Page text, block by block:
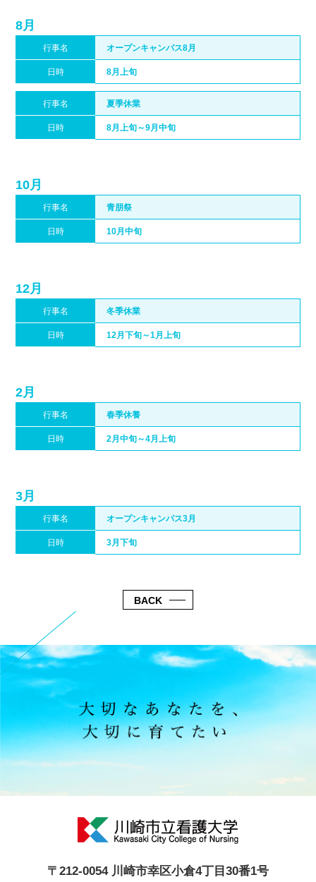
8月
行事名 オープンキャンパス8月
日時 8月上旬
行事名 夏季休業
日時 8月上旬～9月中旬
10月
行事名 青朋祭
日時 10月中旬
12月
行事名 冬季休業
日時 12月下旬～1月上旬
2月
行事名 春季休養
日時 2月中旬～4月上旬
3月
行事名 オープンキャンパス3月
日時 3月下旬
BACK
〒212-0054 川崎市幸区小倉4丁目30番1号